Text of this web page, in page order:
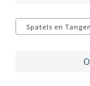
Spatels en Tangen